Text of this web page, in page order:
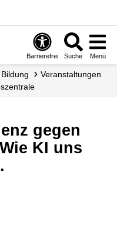
Barrierefrei Suche Menü
Veranstaltungen
KI uns